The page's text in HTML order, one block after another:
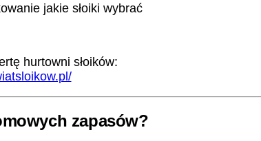
hurtowni słoików:
zapasów?